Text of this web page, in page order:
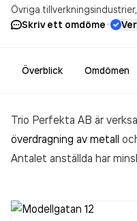
Övriga tillverkningsindustrier
Skriv ett omdöme·
Överblick Omdömen
Trio Perfekta AB är
överdragning av metall
Antalet anställda har
omsatte 110 923 000,00